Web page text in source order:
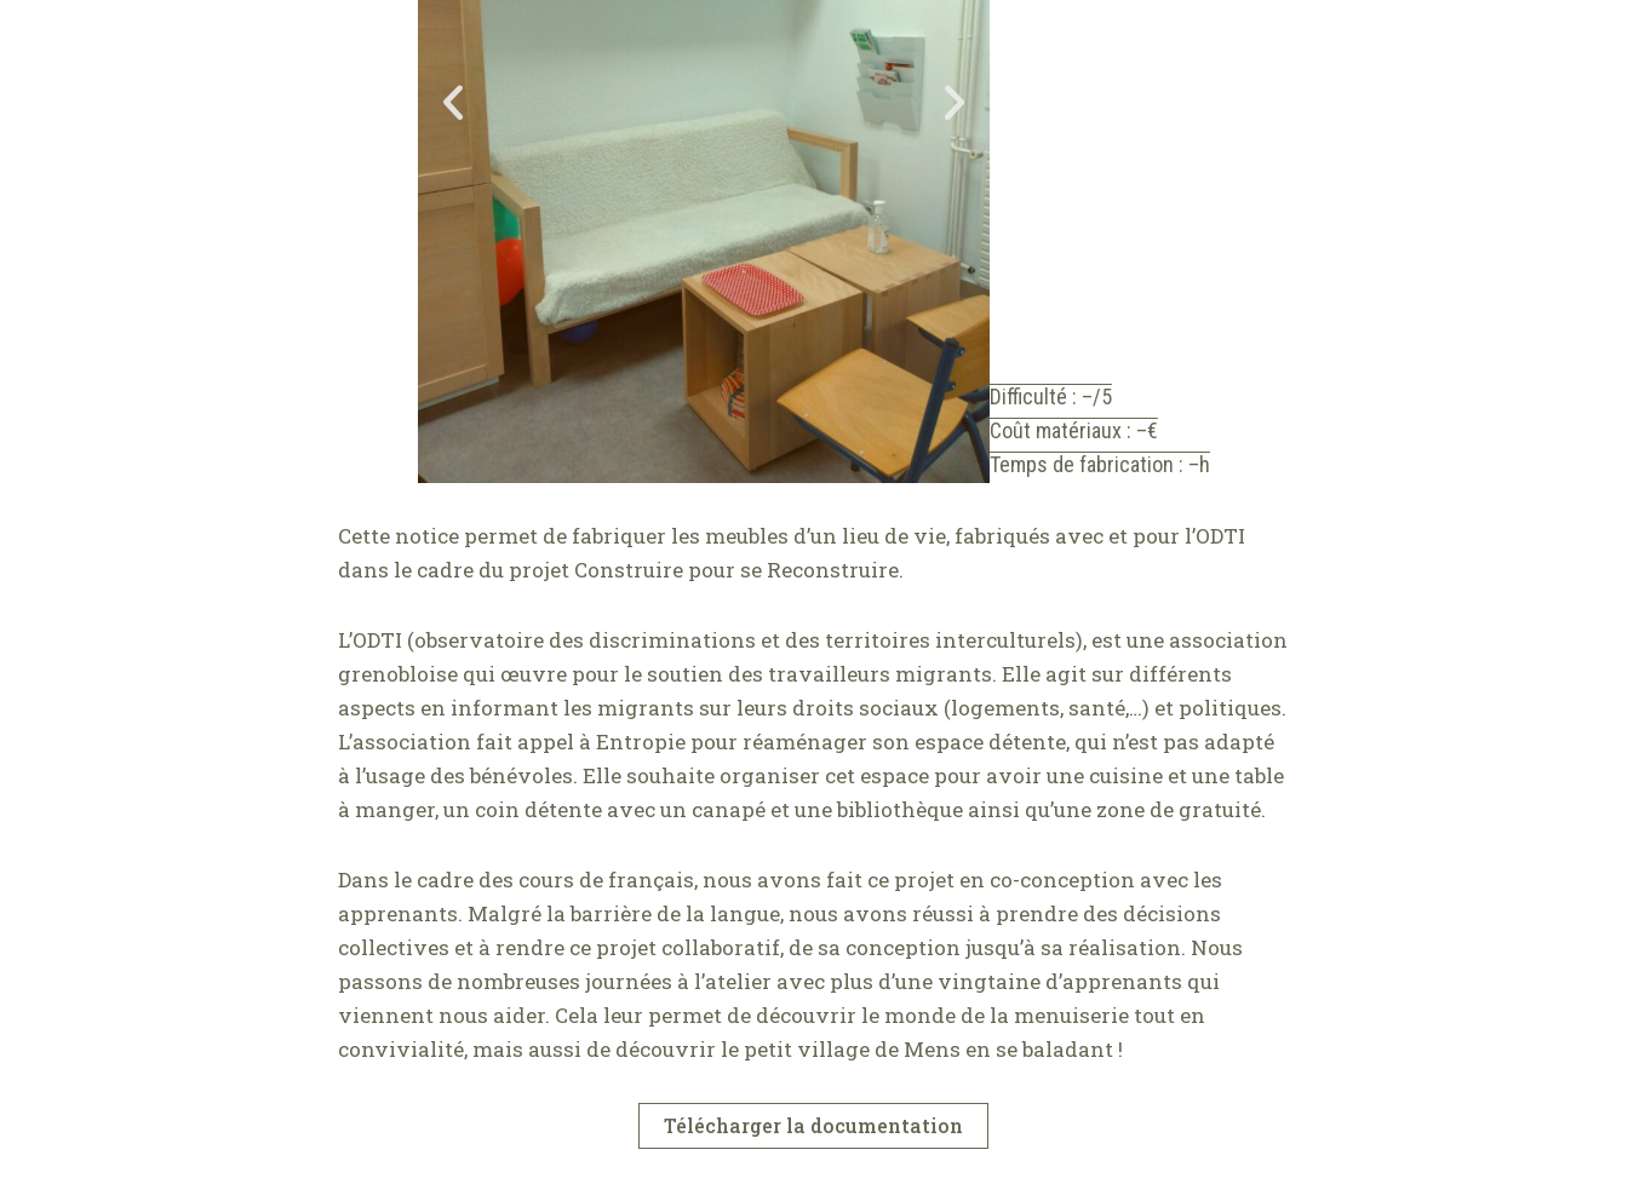
Difficulté : –/5
Coût matériaux : –€
Temps de fabrication : –h
Cette notice permet de fabriquer les meubles d’un lieu de vie, fabriqués avec et pour l’ODTI
dans le cadre du projet Construire pour se Reconstruire.
L’ODTI (observatoire des discriminations et des territoires interculturels), est une association
grenobloise qui œuvre pour le soutien des travailleurs migrants. Elle agit sur différents
aspects en informant les migrants sur leurs droits sociaux (logements, santé,…) et politiques.
L’association fait appel à Entropie pour réaménager son espace détente, qui n’est pas adapté
à l’usage des bénévoles. Elle souhaite organiser cet espace pour avoir une cuisine et une table
à manger, un coin détente avec un canapé et une bibliothèque ainsi qu’une zone de gratuité.
Dans le cadre des cours de français, nous avons fait ce projet en co-conception avec les
apprenants. Malgré la barrière de la langue, nous avons réussi à prendre des décisions
collectives et à rendre ce projet collaboratif, de sa conception jusqu’à sa réalisation. Nous
passons de nombreuses journées à l’atelier avec plus d’une vingtaine d’apprenants qui
viennent nous aider. Cela leur permet de découvrir le monde de la menuiserie tout en
convivialité, mais aussi de découvrir le petit village de Mens en se baladant !
Télécharger la documentation